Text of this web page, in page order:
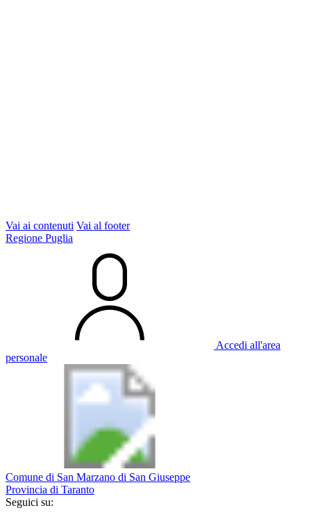
Vai ai contenuti Vai al footer
Regione Puglia
Accedi all'area
personale
Comune di San Marzano di San Giuseppe
Provincia di Taranto
Seguici su: